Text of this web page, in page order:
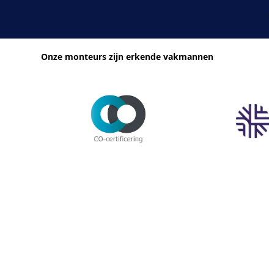
Onze monteurs zijn erkende vakmannen